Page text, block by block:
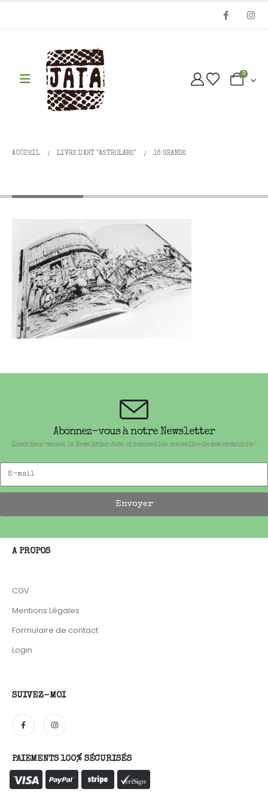
0
ACCUEIL LIVRE D'ART "ASTROLABE" 16 GRANDE
Abonnez-vous à notre Newsletter
Inscrivez-vous à la Newsletter Jata et recevez les nouvelles de mes créations !
Envoyer
A PROPOS
CGV
Mentions Légales
Formulaire de contact
Login
SUIVEZ-MOI
PAIEMENTS 100% SÉCURISÉS